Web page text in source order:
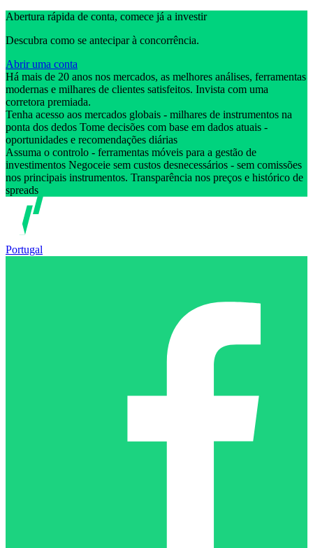
Abertura rápida de conta, comece já a investir
Descubra como se antecipar à concorrência.
Abrir uma conta
Há mais de 20 anos nos mercados, as melhores análises, ferramentas
modernas e milhares de clientes satisfeitos. Invista com uma
corretora premiada.
Tenha acesso aos mercados globais - milhares de instrumentos na
ponta dos dedos Tome decisões com base em dados atuais -
oportunidades e recomendações diárias
Assuma o controlo - ferramentas móveis para a gestão de
investimentos Negoceie sem custos desnecessários - sem comissões
nos principais instrumentos. Transparência nos preços e histórico de
spreads
Portugal